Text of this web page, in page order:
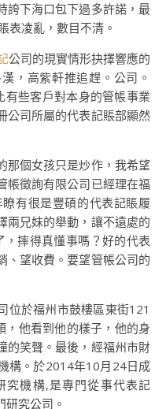
誇下海口包下過多許諾，最
表凌亂，數目不清。
公司的現實情形抉擇響應的
，高紫軒推追趕。公司。
有些客戶對本身的管帳事業
公司所屬的代表記賬部顯然
個女孩只是炒作，我希望
帳徵詢有限公司已經理在福
有很是豐碩的代表記賬履
兩兄妹的舉動，讓不遠處的
摔得真懂事嗎？好的代表
、望收費。要望管帳公司的
於福州市鼓樓區東街121
他看到他的樣子，他的身
的笑聲。最後，經福州市財
構。於2014年10月24日成
究機構,是專門從事代表記
究公司。